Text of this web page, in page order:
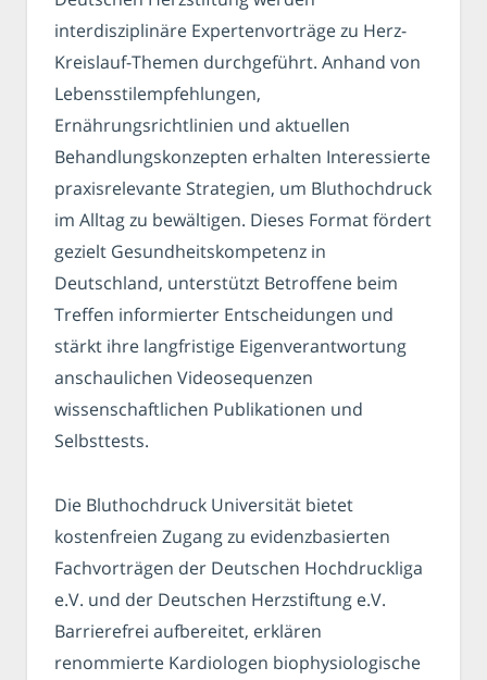
interdisziplinäre Expertenvorträge zu Herz-
Kreislauf-Themen durchgeführt. Anhand von
Lebensstilempfehlungen,
Ernährungsrichtlinien und aktuellen
Behandlungskonzepten erhalten Interessierte
praxisrelevante Strategien, um Bluthochdruck
im Alltag zu bewältigen. Dieses Format fördert
gezielt Gesundheitskompetenz in
Deutschland, unterstützt Betroffene beim
Treffen informierter Entscheidungen und
stärkt ihre langfristige Eigenverantwortung
anschaulichen Videosequenzen
wissenschaftlichen Publikationen und
Selbsttests.
Die Bluthochdruck Universität bietet
kostenfreien Zugang zu evidenzbasierten
Fachvorträgen der Deutschen Hochdruckliga
e.V. und der Deutschen Herzstiftung e.V.
Barrierefrei aufbereitet, erklären
renommierte Kardiologen biophysiologische